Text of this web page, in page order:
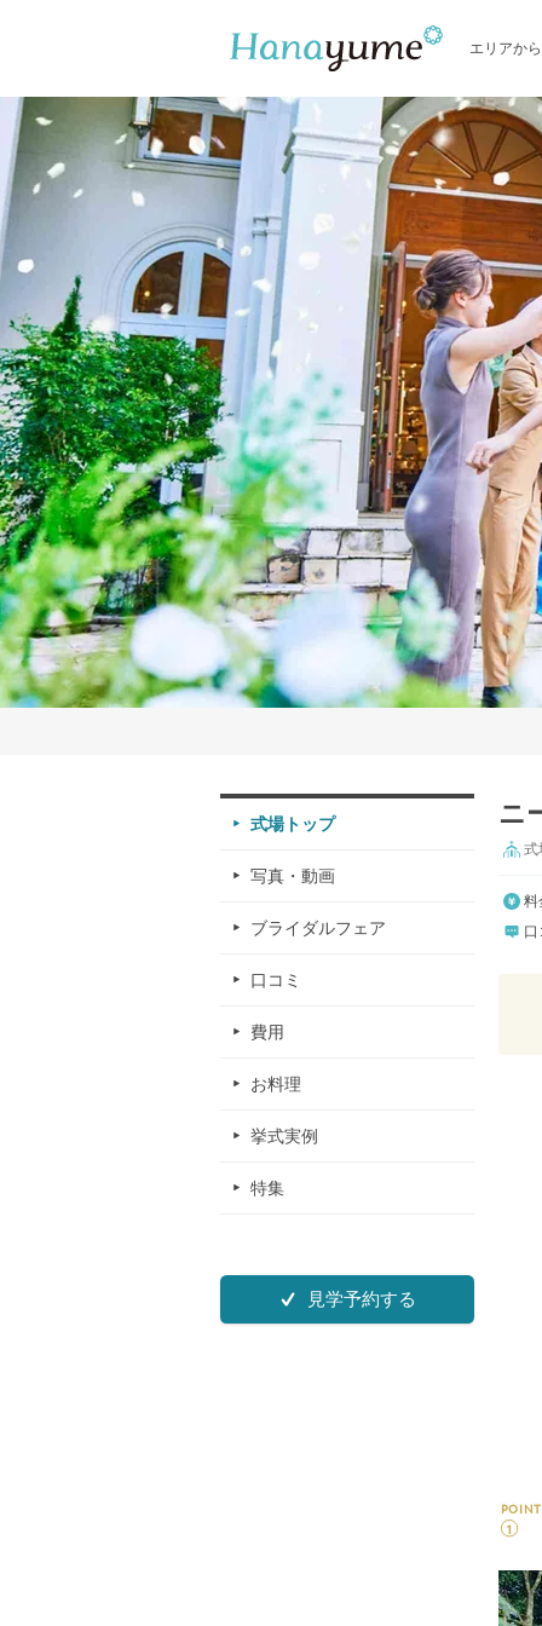
エリアか
式場トップ
写真・動画
ブライダルフェア
口コミ
費用
お料理
挙式実例
特集
見学予約する
ニ
式
料
口
POINT
1